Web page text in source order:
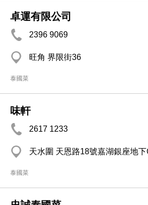
卓運有限公司
2396 9069
旺角 界限街36
泰國菜
味軒
2617 1233
天水圍 天恩路18號嘉湖銀座地
泰國菜